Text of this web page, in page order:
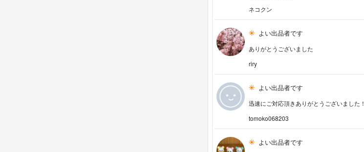
ネコクン
よい出品者です
ありがとうございました
riry
よい出品者です
迅速にご対応頂きありがとうございました！
tomoko068203
よい出品者です